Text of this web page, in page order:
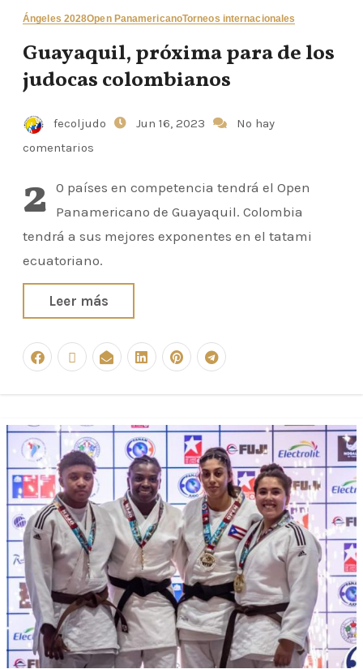
Ángeles 2028Open PanamericanoTorneos internacionales
Guayaquil, próxima para de los
judocas colombianos
fecoljudo Jun 16, 2023
No hay
comentarios
2 0 países en competencia tendrá el Open
Panamericano de Guayaquil. Colombia
tendrá a sus mejores exponentes en el tatami
ecuatoriano.
Leer más